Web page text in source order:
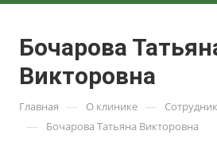
Бочарова
Викторовна
Главная — О клинике —
— Бочарова Татьяна Викторовна